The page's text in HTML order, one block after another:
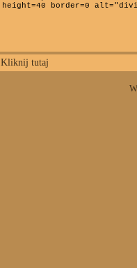
Kliknij tutaj